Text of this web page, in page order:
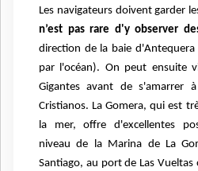
Les navigateurs doivent garder
n’est pas rare d'y observer
direction de la baie d'Antequera
par l'océan). On peut ensuite
Gigantes avant de s'amarrer
Cristianos. La Gomera, qui est
la mer, offre d'excellentes
niveau de la Marina de La
Santiago, au port de Las